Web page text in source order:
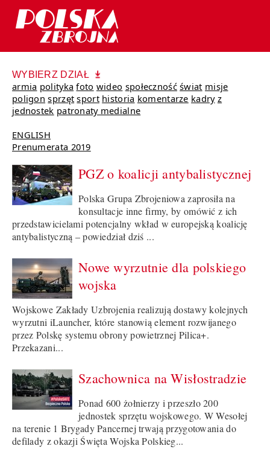
WYBIERZ DZIAŁ
armia polityka foto wideo społeczność świat misje
poligon sprzęt sport historia komentarze kadry z
jednostek patronaty medialne
ENGLISH
Prenumerata 2019
PGZ o koalicji antybalistycznej
Polska Grupa Zbrojeniowa zaprosiła na
konsultacje inne firmy, by omówić z ich
przedstawicielami potencjalny wkład w europejską koalicję
antybalistyczną – powiedział dziś ...
Nowe wyrzutnie dla polskiego
wojska
Wojskowe Zakłady Uzbrojenia realizują dostawy kolejnych
wyrzutni iLauncher, które stanowią element rozwijanego
przez Polskę systemu obrony powietrznej Pilica+.
Przekazani...
Szachownica na Wisłostradzie
Ponad 600 żołnierzy i przeszło 200
jednostek sprzętu wojskowego. W Wesołej
na terenie 1 Brygady Pancernej trwają przygotowania do
defilady z okazji Święta Wojska Polskieg...